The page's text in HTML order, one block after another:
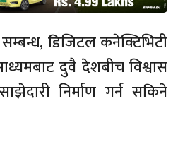
डिजिटल कनेक्टिभिटी
दुवै देशबीच विश्वास
निर्माण गर्न सकिने